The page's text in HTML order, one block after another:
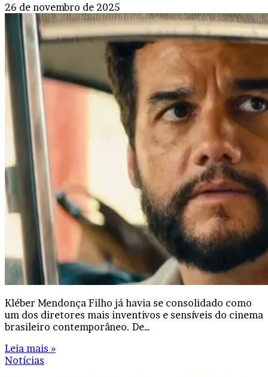
26 de novembro de 2025
Kléber Mendonça Filho já havia se consolidado como
um dos diretores mais inventivos e sensíveis do cinema
brasileiro contemporâneo. De…
Leia mais »
Notícias